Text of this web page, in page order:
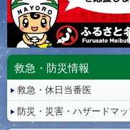
救急・防災情報
救急・休日当番医
防災・災害・ハザードマ